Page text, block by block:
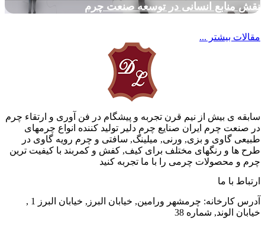
نقش منابع انسانی در توسعه صنعت چرم
مقالات بیشتر ...
سابقه ی بیش از نیم قرن تجربه و پیشگام در فن آوری و ارتقاء چرم
در صنعت چرم ایران صنایع چرم دلیر تولید کننده انواع چرمهای
طبیعی گاوی و بزی, ورنی, میلینگ, سافتی و چرم رویه گاوی در
طرح ها و رنگهای مختلف برای کیف, کفش و کمربند با کیفیت ترین
چرم و محصولات چرمی را با ما تجربه کنید
ارتباط با ما
آدرس کارخانه: چرمشهر ورامین, خیابان البرز, خیابان البرز 1 ,
خیابان الوند, شماره 38